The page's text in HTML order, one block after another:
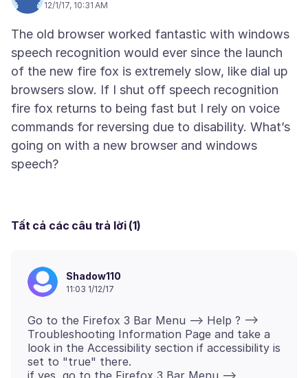
12/1/17, 10:31 AM
The old browser worked fantastic with windows
speech recognition would ever since the launch
of the new fire fox is extremely slow, like dial up
browsers slow. If I shut off speech recognition
fire fox returns to being fast but I rely on voice
commands for reversing due to disability. What’s
going on with a new browser and windows
Tất cả các câu trả lời (1)
Shadow110
11:03 1/12/17
Go to the Firefox 3 Bar Menu --> Help ? -->
Troubleshooting Information Page and take a
look in the Accessibility section if accessibility is
set to "true" there.